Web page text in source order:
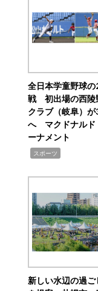
全日本学童野球の
戦 初出場の西陵
クラブ（岐阜）が
へ マクドナルド
ーナメント
スポーツ
新しい水辺の過ご